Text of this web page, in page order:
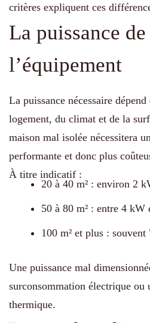
critères expliquent ces
La puissance de
l’équipement
La puissance nécessaire
logement, du climat et de la
maison mal isolée nécessitera
performante et donc plus
À titre indicatif :
20 à 40 m² : environ 2
50 à 80 m² : entre 4 kW
100 m² et plus :
Une puissance mal
surconsommation électrique ou
thermique.